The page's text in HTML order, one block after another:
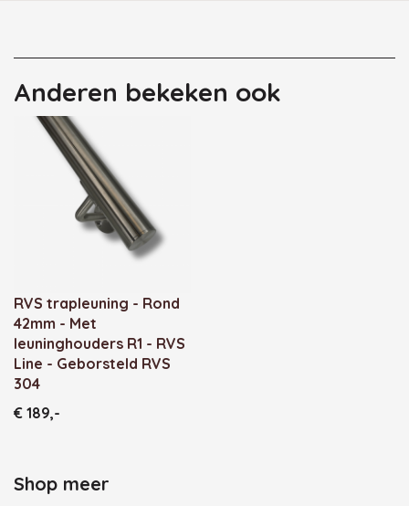
Anderen bekeken ook
RVS trapleuning - Rond
42mm - Met
leuninghouders R1 - RVS
Line - Geborsteld RVS
304
€ 189,-
Shop meer